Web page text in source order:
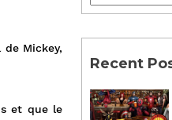
Mickey,
et que le
Recent